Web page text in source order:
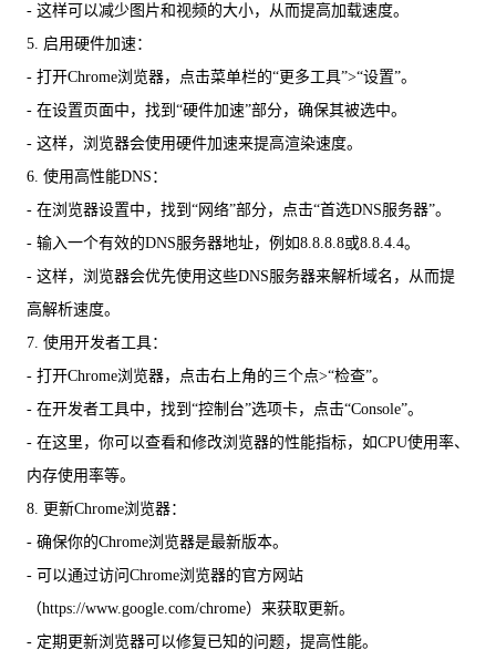
- 这样可以减少图片和视频的大小，从而提高加载速度。
5. 启用硬件加速：
- 打开Chrome浏览器，点击菜单栏的“更多工具”>“设置”。
- 在设置页面中，找到“硬件加速”部分，确保其被选中。
- 这样，浏览器会使用硬件加速来提高渲染速度。
6. 使用高性能DNS：
- 在浏览器设置中，找到“网络”部分，点击“首选DNS服务器”。
- 输入一个有效的DNS服务器地址，例如8.8.8.8或8.8.4.4。
- 这样，浏览器会优先使用这些DNS服务器来解析域名，从而提
高解析速度。
7. 使用开发者工具：
- 打开Chrome浏览器，点击右上角的三个点>“检查”。
- 在开发者工具中，找到“控制台”选项卡，点击“Console”。
- 在这里，你可以查看和修改浏览器的性能指标，如CPU使用率、
内存使用率等。
8. 更新Chrome浏览器：
- 确保你的Chrome浏览器是最新版本。
- 可以通过访问Chrome浏览器的官方网站
（https://www.google.com/chrome）来获取更新。
- 定期更新浏览器可以修复已知的问题，提高性能。